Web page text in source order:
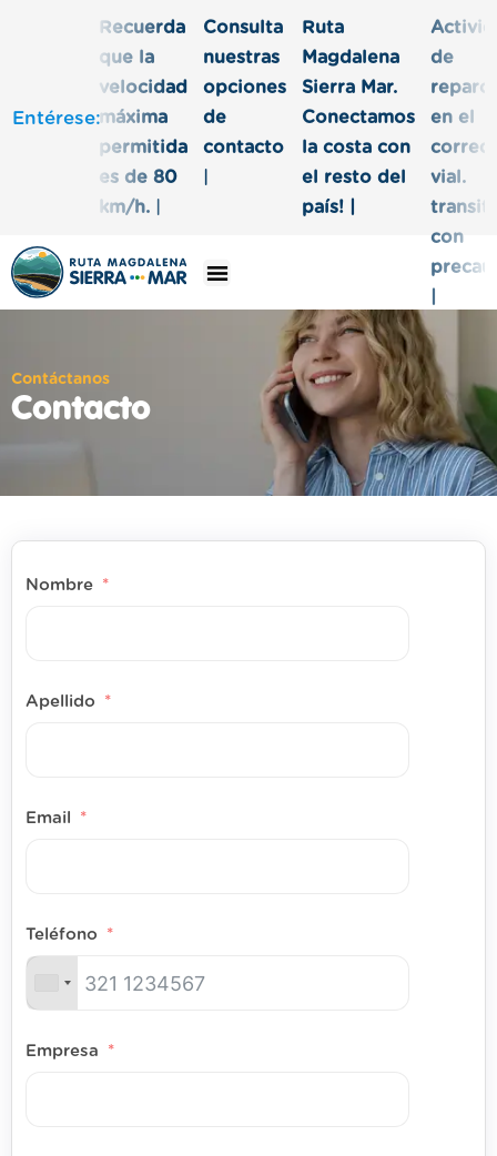
Recuerda
que la
velocidad
máxima
permitida
es de 80
km/h. |
Consulta
nuestras
opciones
de
contacto
|
Ruta
Magdalena
Sierra Mar.
Conectamos
la costa con
el resto del
país! |
de
en el
vial.
con
Contáctanos
Contacto
Nombre
Apellido
Email
Teléfono
Empresa